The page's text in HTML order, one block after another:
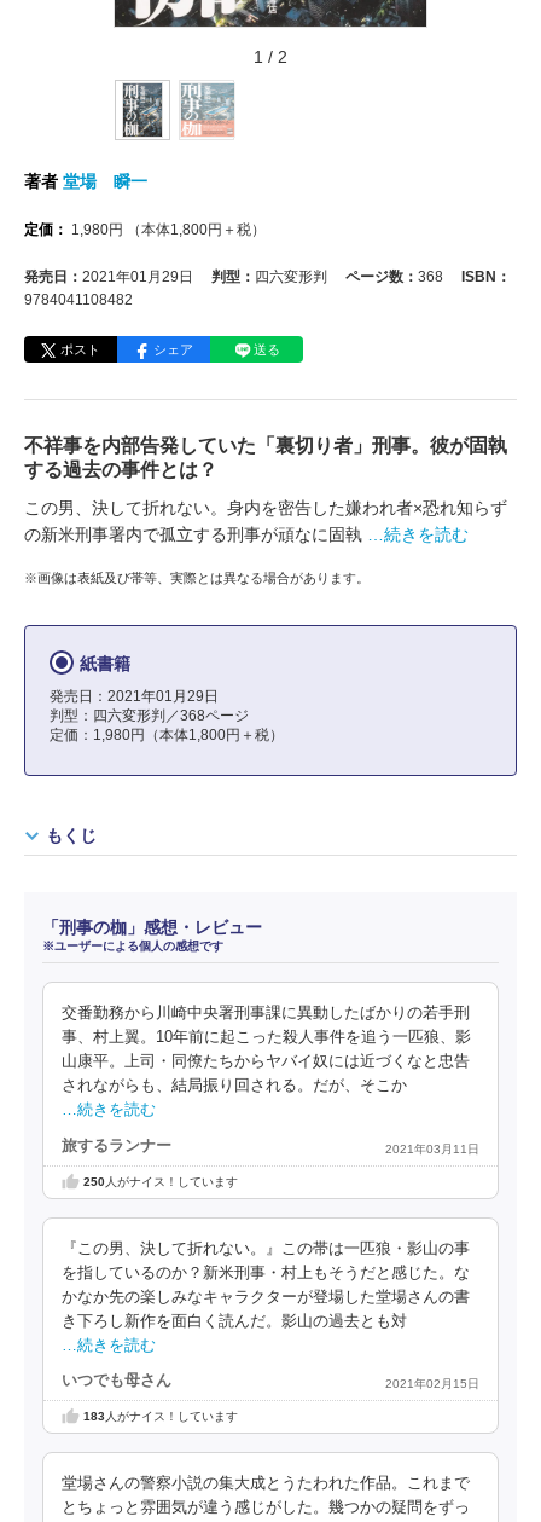
1 / 2
著者 堂場 瞬一
定価： 1,980円 （本体1,800円＋税）
発売日： 2021年01月29日 判型： 四六変形判 ページ数： 368
ISBN：
9784041108482
ポスト シェア 送る
不祥事を内部告発していた「裏切り者」刑事。彼が固執
する過去の事件とは？
この男、決して折れない。身内を密告した嫌われ者×恐れ知らず
の新米刑事署内で孤立する刑事が頑なに固執
…続きを読む
※画像は表紙及び帯等、実際とは異なる場合があります。
紙書籍
発売日：2021年01月29日
判型：四六変形判／368ページ
定価：1,980円（本体1,800円＋税）
もくじ
「刑事の枷」感想・レビュー
※ユーザーによる個人の感想です
交番勤務から川崎中央署刑事課に異動したばかりの若手刑
事、村上翼。10年前に起こった殺人事件を追う一匹狼、影
山康平。上司・同僚たちからヤバイ奴には近づくなと忠告
されながらも、結局振り回される。だが、そこか
…続きを読む
旅するランナー 2021年03月11日
250人がナイス！しています
『この男、決して折れない。』この帯は一匹狼・影山の事
を指しているのか？新米刑事・村上もそうだと感じた。な
かなか先の楽しみなキャラクターが登場した堂場さんの書
き下ろし新作を面白く読んだ。影山の過去とも対
…続きを読む
いつでも母さん 2021年02月15日
183人がナイス！しています
堂場さんの警察小説の集大成とうたわれた作品。これまで
とちょっと雰囲気が違う感じがした。幾つかの疑問をずっ